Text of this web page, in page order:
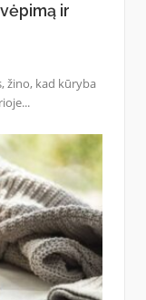
ir
žino, kad kūryba